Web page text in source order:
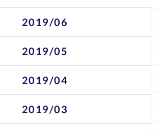
2019/06
2019/05
2019/04
2019/03